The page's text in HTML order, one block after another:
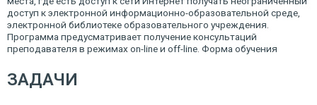
доступ к электронной информационно-образовательной среде,
электронной библиотеке образовательного учреждения.
Программа предусматривает получение консультаций
преподавателя в режимах on-line и off-line. Форма обучения
ЗАДАЧИ